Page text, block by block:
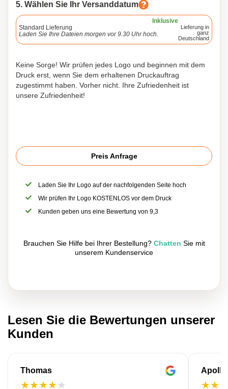
5. Wählen Sie Ihr Versanddatum
Inklusive
Standard Lieferung
Laden Sie Ihre Dateien morgen vor 9.30 Uhr hoch.
Lieferung in
ganz
Deutschland
Keine Sorge! Wir prüfen jedes Logo und beginnen mit dem
Druck erst, wenn Sie dem erhaltenen Druckauftrag
zugestimmt haben. Vorher nicht. Ihre Zufriedenheit ist
unsere Zufriedenheit!
Preis Anfrage
Laden Sie Ihr Logo auf der nachfolgenden Seite hoch
Wir prüfen Ihr Logo KOSTENLOS vor dem Druck
Kunden geben uns eine Bewertung von 9,3
Brauchen Sie Hilfe bei Ihrer Bestellung? Chatten Sie mit
unserem Kundenservice
Lesen Sie die Bewertungen unserer
Kunden
Thomas
★★★★★ ★★